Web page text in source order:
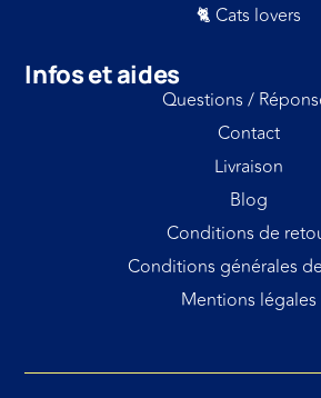
🐈 Cats lovers
Infos et aides
Questions /
Contact
Livraison
Blog
Conditions de
Conditions générales
Mentions légales